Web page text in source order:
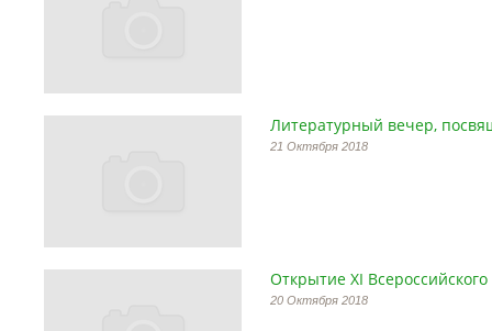
Литературный вечер,
21 Октября 2018
Открытие ХI
20 Октября 2018